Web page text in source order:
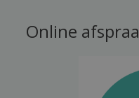
Online